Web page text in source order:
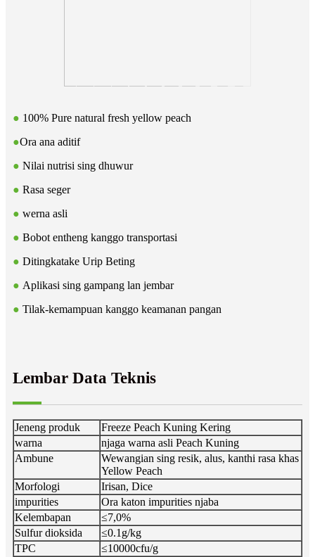
● 100% Pure natural fresh yellow peach
●Ora ana aditif
● Nilai nutrisi sing dhuwur
● Rasa seger
● werna asli
● Bobot entheng kanggo transportasi
● Ditingkatake Urip Beting
● Aplikasi sing gampang lan jembar
● Tilak-kemampuan kanggo keamanan pangan
Lembar Data Teknis
Jeneng produk
Freeze Peach Kuning Kering
warna
njaga warna asli Peach Kuning
Ambune
Wewangian sing resik, alus, kanthi rasa khas
Yellow Peach
Morfologi
Irisan, Dice
impurities
Ora katon impurities njaba
Kelembapan
≤7,0%
Sulfur dioksida
≤0.1g/kg
TPC
≤10000cfu/g